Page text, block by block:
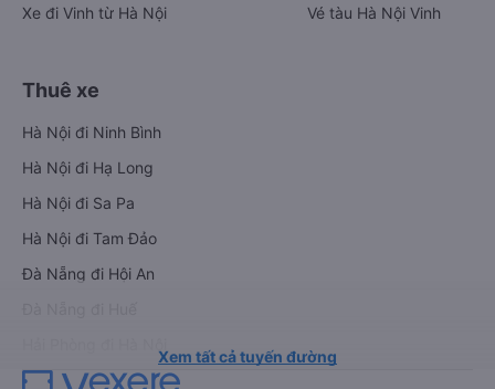
Xe đi Vinh từ Hà Nội
Vé tàu Hà Nội Vinh
Thuê xe
Hà Nội đi Ninh Bình
Hà Nội đi Hạ Long
Hà Nội đi Sa Pa
Hà Nội đi Tam Đảo
Đà Nẵng đi Hội An
Xem tất cả tuyến đường